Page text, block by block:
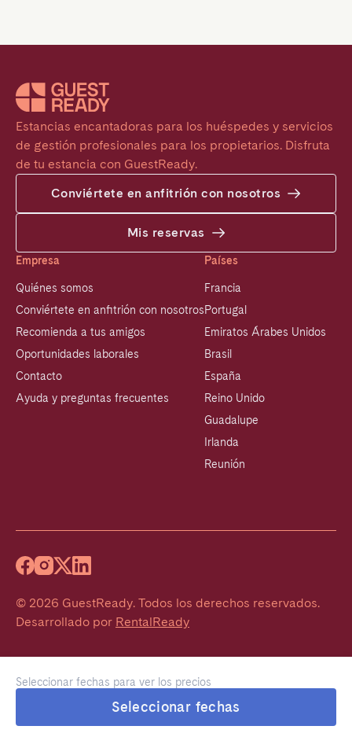
Seleccionar fechas para ver los precios
Seleccionar fechas
Estancias encantadoras para los huéspedes y servicios
de gestión profesionales para los propietarios. Disfruta
de tu estancia con GuestReady.
Conviértete en anfitrión con nosotros
Mis reservas
Empresa
Quiénes somos
Conviértete en anfitrión con nosotros
Recomienda a tus amigos
Oportunidades laborales
Contacto
Ayuda y preguntas frecuentes
Países
Francia
Portugal
Emiratos Árabes Unidos
Brasil
España
Reino Unido
Guadalupe
Irlanda
Reunión
© 2026 GuestReady. Todos los derechos reservados.
Desarrollado por RentalReady